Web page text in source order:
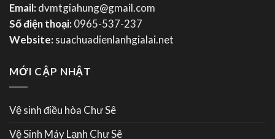
Email: dvmtgiahung@gmail.com
Số điện thoại: 0965-537-237
Website: suachuadienlanhgialai.net
MỚI CẬP NHẬT
Vệ sinh điều hòa Chư Sê
Vệ Sinh Máy Lạnh Chư Sê